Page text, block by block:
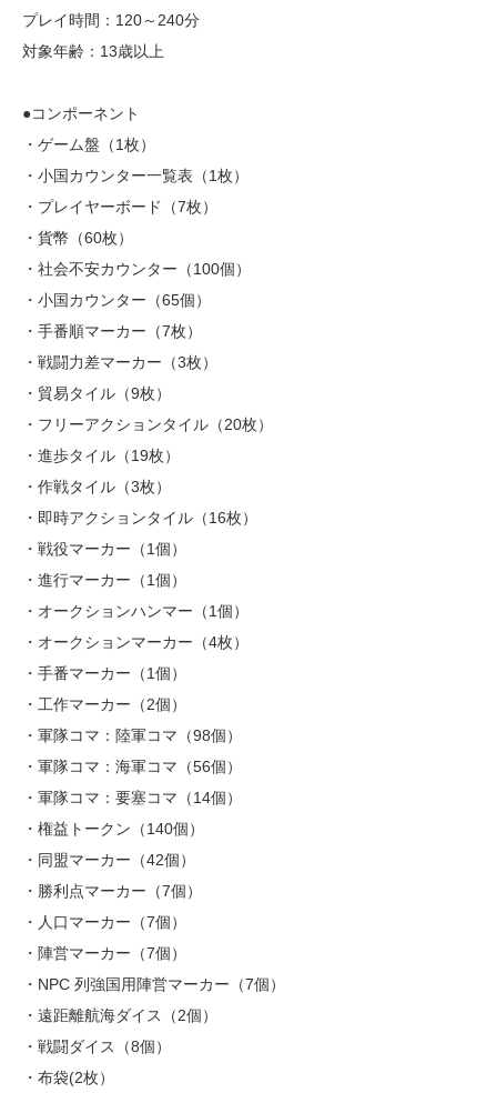
プレイ時間：120～240分
対象年齢：13歳以上
●コンポーネント
・ゲーム盤（1枚）
・小国カウンター一覧表（1枚）
・プレイヤーボード（7枚）
・貨幣（60枚）
・社会不安カウンター（100個）
・小国カウンター（65個）
・手番順マーカー（7枚）
・戦闘力差マーカー（3枚）
・貿易タイル（9枚）
・フリーアクションタイル（20枚）
・進歩タイル（19枚）
・作戦タイル（3枚）
・即時アクションタイル（16枚）
・戦役マーカー（1個）
・進行マーカー（1個）
・オークションハンマー（1個）
・オークションマーカー（4枚）
・手番マーカー（1個）
・工作マーカー（2個）
・軍隊コマ：陸軍コマ（98個）
・軍隊コマ：海軍コマ（56個）
・軍隊コマ：要塞コマ（14個）
・権益トークン（140個）
・同盟マーカー（42個）
・勝利点マーカー（7個）
・人口マーカー（7個）
・陣営マーカー（7個）
・NPC 列強国用陣営マーカー（7個）
・遠距離航海ダイス（2個）
・戦闘ダイス（8個）
・布袋(2枚）